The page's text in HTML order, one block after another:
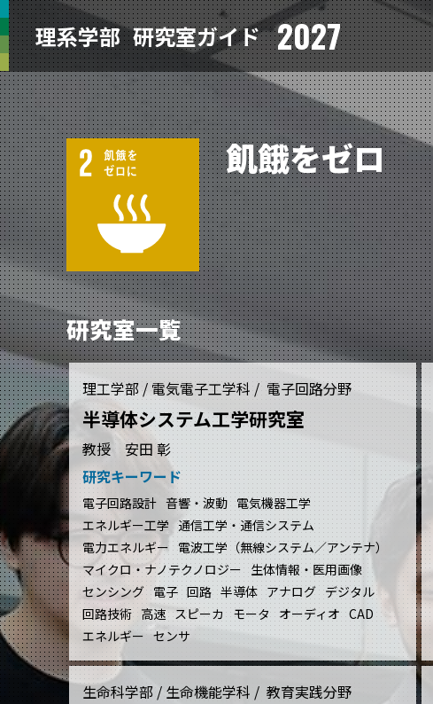
理系学部 研究室ガイド 2027
飢餓をゼロ
研究室一覧
理工学部 / 電気電子工学科 / 電子回路分野
半導体システム工学研究室
教授 安田 彰
研究キーワード
電子回路設計 音響・波動 電気機器工学
エネルギー工学 通信工学・通信システム
電力エネルギー 電波工学（無線システム／アンテナ）
マイクロ・ナノテクノロジー 生体情報・医用画像
センシング 電子 回路 半導体 アナログ デジタル
回路技術 高速 スピーカ モータ オーディオ CAD
エネルギー センサ
生命科学部 / 生命機能学科 / 教育実践分野